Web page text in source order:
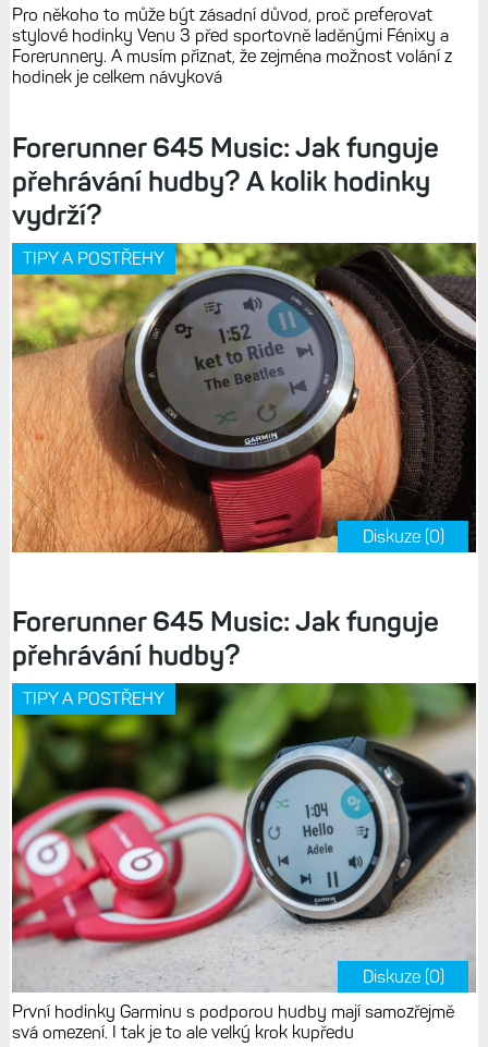
Pro někoho to může být zásadní důvod, proč preferovat
stylové hodinky Venu 3 před sportovně laděnými Fénixy a
Forerunnery. A musím přiznat, že zejména možnost volání z
hodinek je celkem návyková
Forerunner 645 Music: Jak funguje
přehrávání hudby? A kolik hodinky
vydrží?
TIPY A POSTŘEHY
Diskuze (0)
Forerunner 645 Music: Jak funguje
přehrávání hudby?
TIPY A POSTŘEHY
Diskuze (0)
První hodinky Garminu s podporou hudby mají samozřejmě
svá omezení. I tak je to ale velký krok kupředu